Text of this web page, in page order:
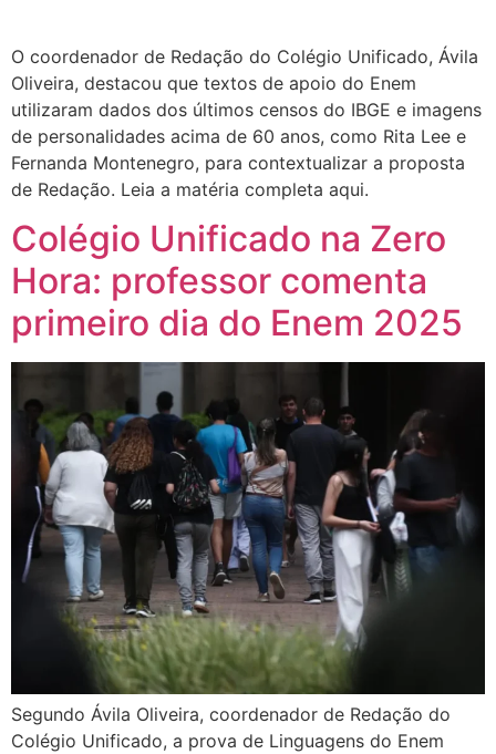
O coordenador de Redação do Colégio Unificado, Ávila
Oliveira, destacou que textos de apoio do Enem
utilizaram dados dos últimos censos do IBGE e imagens
de personalidades acima de 60 anos, como Rita Lee e
Fernanda Montenegro, para contextualizar a proposta
de Redação. Leia a matéria completa aqui.
Colégio Unificado na Zero
Hora: professor comenta
primeiro dia do Enem 2025
Segundo Ávila Oliveira, coordenador de Redação do
Colégio Unificado, a prova de Linguagens do Enem